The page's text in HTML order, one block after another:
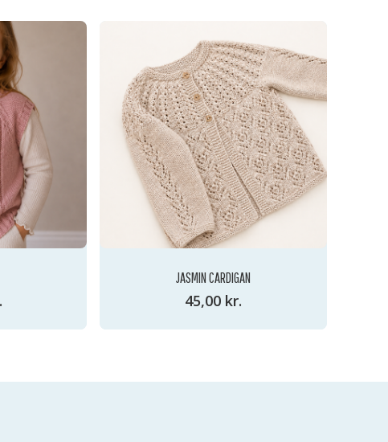
JASMIN CARDIGAN
45,00 kr.